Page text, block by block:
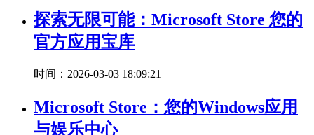
探索无限可能：Microsoft Store 您的
官方应用宝库
时间：2026-03-03 18:09:21
Microsoft Store：您的Windows应用
与娱乐中心